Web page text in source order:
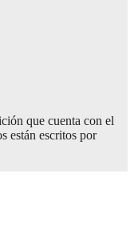
que cuenta con el
están escritos por